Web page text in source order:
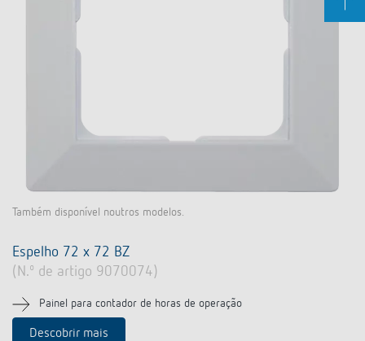
Também disponível noutros modelos.
Espelho 72 x 72 BZ
(N.º de artigo 9070074)
Painel para contador de horas de operação
Descobrir mais